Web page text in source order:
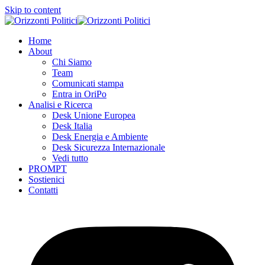
Skip to content
Home
About
Chi Siamo
Team
Comunicati stampa
Entra in OriPo
Analisi e Ricerca
Desk Unione Europea
Desk Italia
Desk Energia e Ambiente
Desk Sicurezza Internazionale
Vedi tutto
PROMPT
Sostienici
Contatti